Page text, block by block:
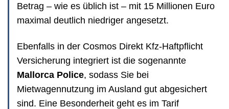
Betrag – wie es üblich ist – mit 15 Millionen Euro
maximal deutlich niedriger angesetzt.
Ebenfalls in der Cosmos Direkt Kfz-Haftpflicht
Versicherung integriert ist die sogenannte
Mallorca Police, sodass Sie bei
Mietwagennutzung im Ausland gut abgesichert
sind. Eine Besonderheit geht es im Tarif